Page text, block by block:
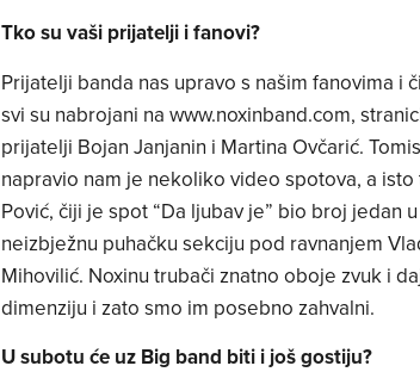
Tko su vaši prijatelji i fanovi?
Prijatelji banda nas upravo s našim fanovima i
svi su nabrojani na www.noxinband.com,
prijatelji Bojan Janjanin i Martina Ovčarić.
napravio nam je nekoliko video spotova, a
Pović, čiji je spot “Da ljubav je” bio broj jedan
neizbježnu puhačku sekciju pod ravnanjem
Mihovilić. Noxinu trubači znatno oboje zvuk i
dimenziju i zato smo im posebno zahvalni.
U subotu će uz Big band biti i još gostiju?